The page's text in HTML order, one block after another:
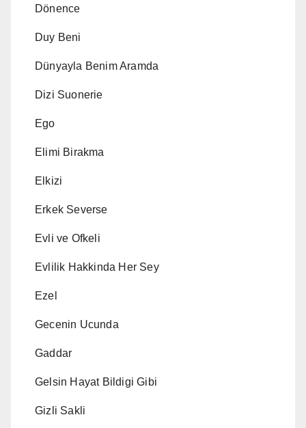
Dönence
Duy Beni
Dünyayla Benim Aramda
Dizi Suonerie
Ego
Elimi Birakma
Elkizi
Erkek Severse
Evli ve Ofkeli
Evlilik Hakkinda Her Sey
Ezel
Gecenin Ucunda
Gaddar
Gelsin Hayat Bildigi Gibi
Gizli Sakli